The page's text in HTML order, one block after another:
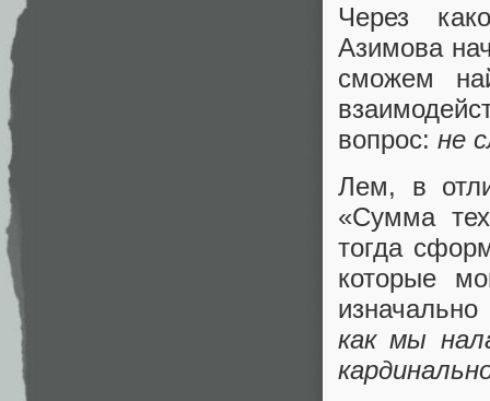
Через
Азимова
сможем
вопрос: не
Лем, в
«Сумма
тогда
которые
как мы